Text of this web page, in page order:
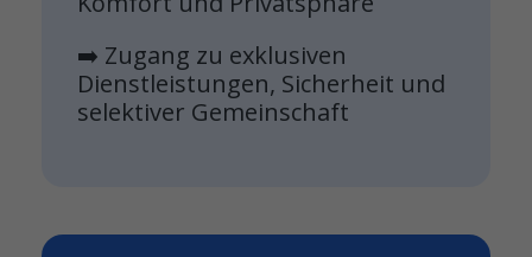
➡️ Zugang zu exklusiven
Dienstleistungen, Sicherheit und
selektiver Gemeinschaft